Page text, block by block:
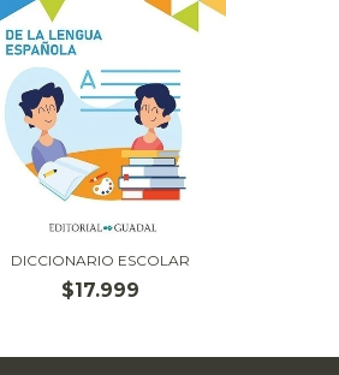
DICCIONARIO ESCOLAR
$17.999